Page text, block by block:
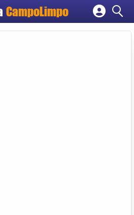
CampoLimpo
Cadastrar empresa